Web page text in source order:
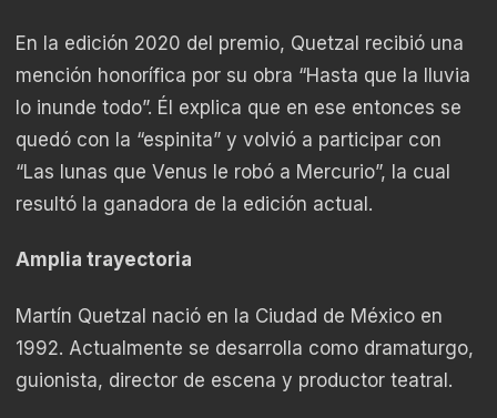
En la edición 2020 del premio, Quetzal recibió una
mención honorífica por su obra “Hasta que la lluvia
lo inunde todo”. Él explica que en ese entonces se
quedó con la “espinita” y volvió a participar con
“Las lunas que Venus le robó a Mercurio”, la cual
resultó la ganadora de la edición actual.
Amplia trayectoria
Martín Quetzal nació en la Ciudad de México en
1992. Actualmente se desarrolla como dramaturgo,
guionista, director de escena y productor teatral.